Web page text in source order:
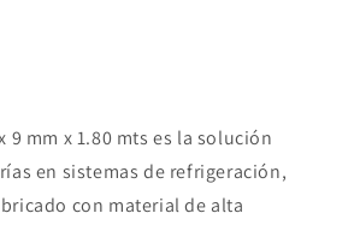
mm x 1.80 mts es la solución
en sistemas de refrigeración,
con material de alta